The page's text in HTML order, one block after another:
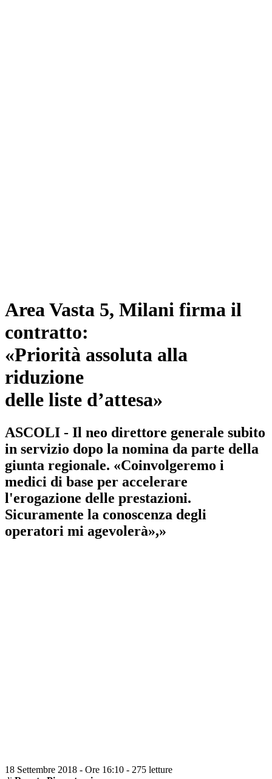
Area Vasta 5, Milani firma il
contratto:
«Priorità assoluta alla
riduzione
delle liste d’attesa»
ASCOLI - Il neo direttore generale subito
in servizio dopo la nomina da parte della
giunta regionale. «Coinvolgeremo i
medici di base per accelerare
l'erogazione delle prestazioni.
Sicuramente la conoscenza degli
operatori mi agevolerà»,»
18 Settembre 2018 - Ore 16:10 - 275 letture